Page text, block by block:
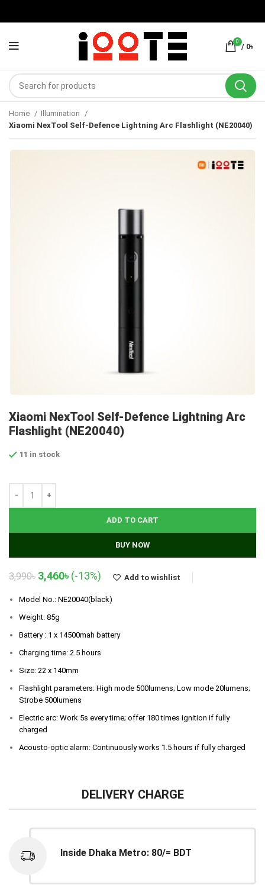
0
/ 0৳
Home
Illumination
Xiaomi NexTool Self-Defence Lightning Arc Flashlight (NE20040)
Xiaomi NexTool Self-Defence Lightning Arc
Flashlight (NE20040)
11 in stock
ADD TO CART
BUY NOW
3,990৳ Original
was:
3,990৳.
3,460৳Current
is:
(-13%) Add to wishlist
Model No.: NE20040(black)
Weight: 85g
Battery : 1 x 14500mah battery
Charging time: 2.5 hours
Size: 22 x 140mm
Flashlight parameters: High mode 500lumens; Low mode 20lumens;
Strobe 500lumens
Electric arc: Work 5s every time; offer 180 times ignition if fully
charged
Acousto-optic alarm: Continuously works 1.5 hours if fully charged
DELIVERY CHARGE
Inside Dhaka Metro: 80/= BDT